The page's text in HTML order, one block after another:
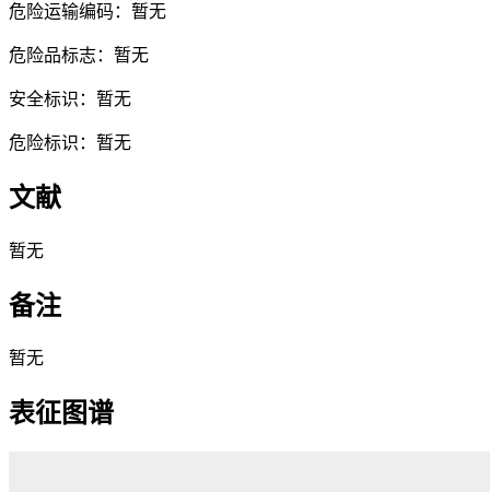
危险运输编码：暂无
危险品标志：暂无
安全标识：暂无
危险标识：暂无
文献
暂无
备注
暂无
表征图谱